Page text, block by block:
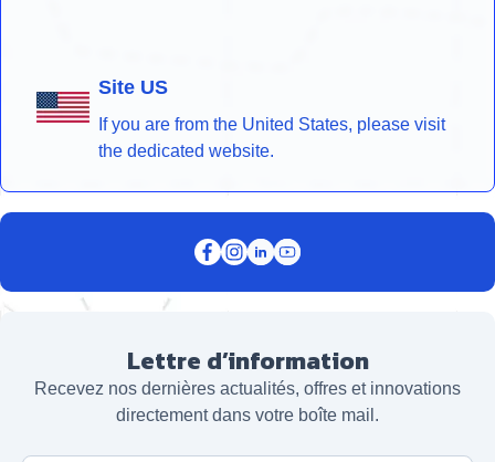
Site US
If you are from the United States, please visit
the dedicated website.
Lettre d’information
Recevez nos dernières actualités, offres et innovations
directement dans votre boîte mail.